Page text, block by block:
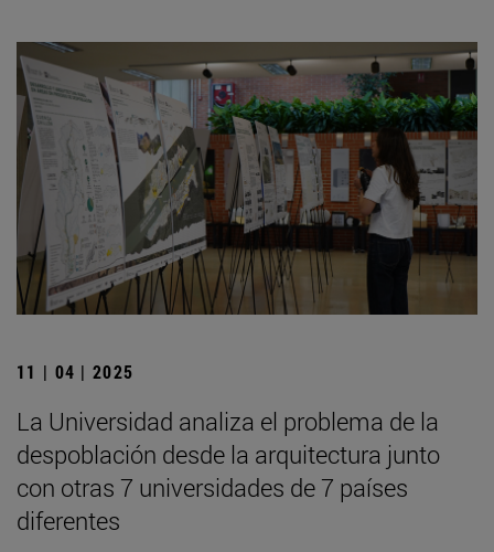
11 | 04 | 2025
La Universidad analiza el problema de la
despoblación desde la arquitectura junto
con otras 7 universidades de 7 países
diferentes